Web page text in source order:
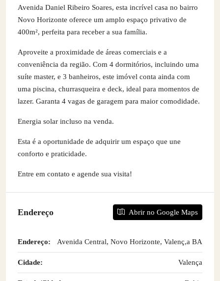
Avenida Daniel Ribeiro Soares, esta incrível casa no bairro
Novo Horizonte oferece um amplo espaço privativo de
400m², perfeita para receber a sua família.
Aproveite a proximidade de áreas comerciais e a
conveniência da região. Com 4 dormitórios, incluindo uma
suíte master, e 3 banheiros, este imóvel conta ainda com
uma piscina, churrasqueira e deck, ideal para momentos de
lazer. Garanta 4 vagas de garagem para maior comodidade.
Energia solar incluso na venda.
Esta é a oportunidade de adquirir um espaço que une
conforto e praticidade.
Entre em contato e agende sua visita!
Endereço Abrir no Google Maps
Endereço: Avenida Central, Novo Horizonte, Valenç,a BA
Cidade: Valença